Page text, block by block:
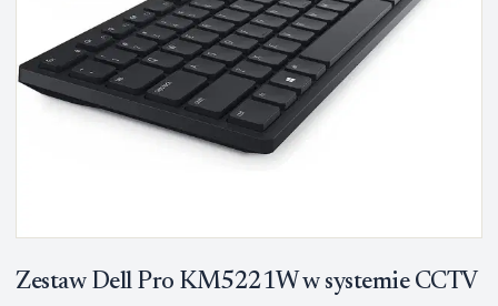
Zestaw Dell Pro KM5221W w systemie CCTV